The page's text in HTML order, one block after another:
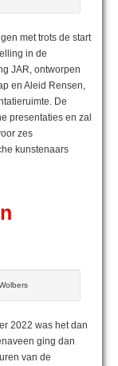
met trots de start
in de
JAR, ontworpen
en Aleid Rensen,
De
presentaties en zal
zes
kunstenaars
2022 was het dan
ging dan
van de